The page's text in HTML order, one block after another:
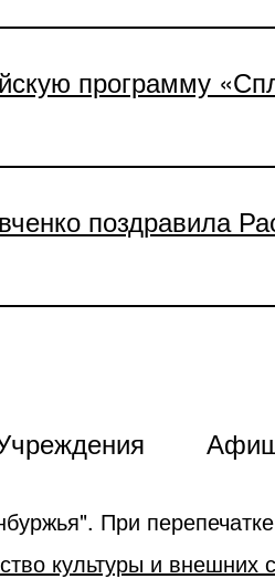
программу
поздравила
При
культуры и внешних